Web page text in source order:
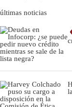
últimas noticias